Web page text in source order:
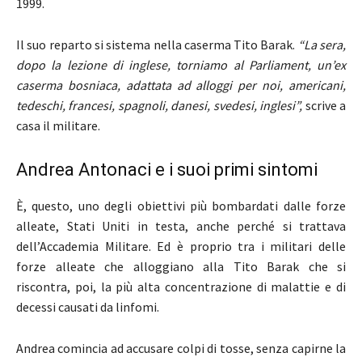
Il suo reparto si sistema nella caserma Tito Barak. “La sera,
dopo la lezione di inglese, torniamo al Parliament, un’ex
caserma bosniaca, adattata ad alloggi per noi, americani,
tedeschi, francesi, spagnoli, danesi, svedesi, inglesi”, scrive a
casa il militare.
Andrea Antonaci e i suoi primi sintomi
È, questo, uno degli obiettivi più bombardati dalle forze
alleate, Stati Uniti in testa, anche perché si trattava
dell’Accademia Militare. Ed è proprio tra i militari delle
forze alleate che alloggiano alla Tito Barak che si
riscontra, poi, la più alta concentrazione di malattie e di
decessi causati da linfomi.
Andrea comincia ad accusare colpi di tosse, senza capirne la